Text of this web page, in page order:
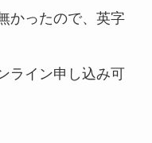
かったので、英字
ライン申し込み可